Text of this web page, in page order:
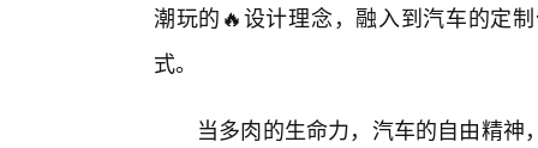
潮玩的🔥设计理念，融入到汽车的定
式。
当多肉的生命力，汽车的自由精